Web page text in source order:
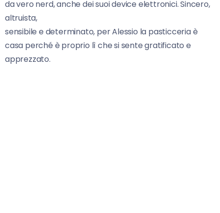
da vero nerd, anche dei suoi device elettronici. Sincero,
altruista,
sensibile e determinato, per Alessio la pasticceria è
casa perché è proprio lì che si sente gratificato e
apprezzato.